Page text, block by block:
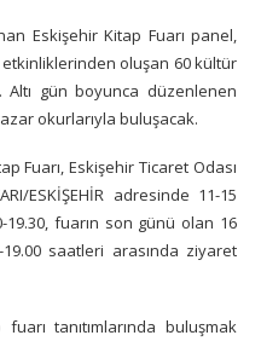
Eskişehir Kitap Fuarı panel,
etkinliklerinden oluşan 60 kültür
Altı gün boyunca düzenlenen
okurlarıyla buluşacak.
Fuarı, Eskişehir Ticaret Odası
ESKİŞEHİR adresinde 11-15
19.30, fuarın son günü olan 16
saatleri arasında ziyaret
tanıtımlarında buluşmak